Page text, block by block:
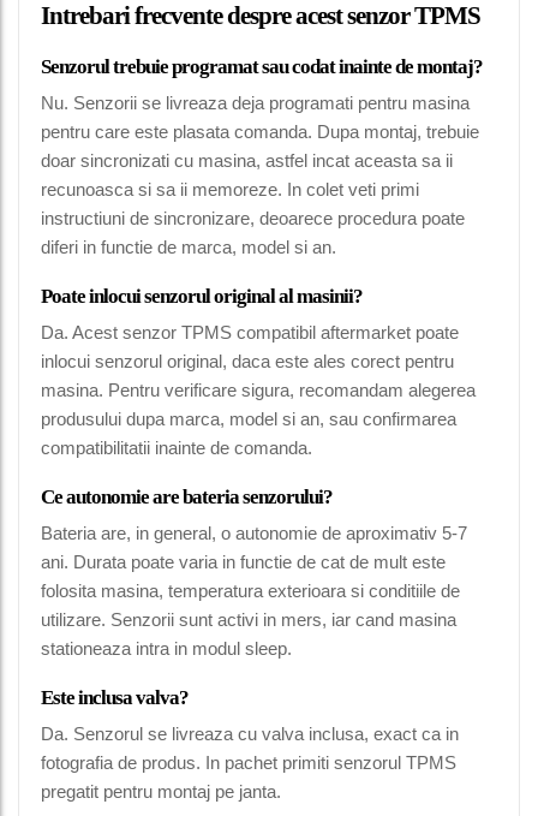
Intrebari frecvente despre acest senzor TPMS
Senzorul trebuie programat sau codat inainte de montaj?
Nu. Senzorii se livreaza deja programati pentru masina
pentru care este plasata comanda. Dupa montaj, trebuie
doar sincronizati cu masina, astfel incat aceasta sa ii
recunoasca si sa ii memoreze. In colet veti primi
instructiuni de sincronizare, deoarece procedura poate
diferi in functie de marca, model si an.
Poate inlocui senzorul original al masinii?
Da. Acest senzor TPMS compatibil aftermarket poate
inlocui senzorul original, daca este ales corect pentru
masina. Pentru verificare sigura, recomandam alegerea
produsului dupa marca, model si an, sau confirmarea
compatibilitatii inainte de comanda.
Ce autonomie are bateria senzorului?
Bateria are, in general, o autonomie de aproximativ 5-7
ani. Durata poate varia in functie de cat de mult este
folosita masina, temperatura exterioara si conditiile de
utilizare. Senzorii sunt activi in mers, iar cand masina
stationeaza intra in modul sleep.
Este inclusa valva?
Da. Senzorul se livreaza cu valva inclusa, exact ca in
fotografia de produs. In pachet primiti senzorul TPMS
pregatit pentru montaj pe janta.